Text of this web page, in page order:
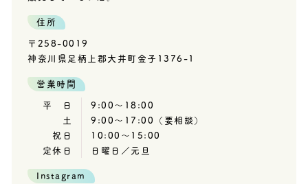
住所
〒258-0019
神奈川県足柄上郡大井町金子1376-1
営業時間
平 日
9:00～18:00
土
9:00～17:00（要相談）
祝日
10:00～15:00
定休日
日曜日／元旦
Instagram